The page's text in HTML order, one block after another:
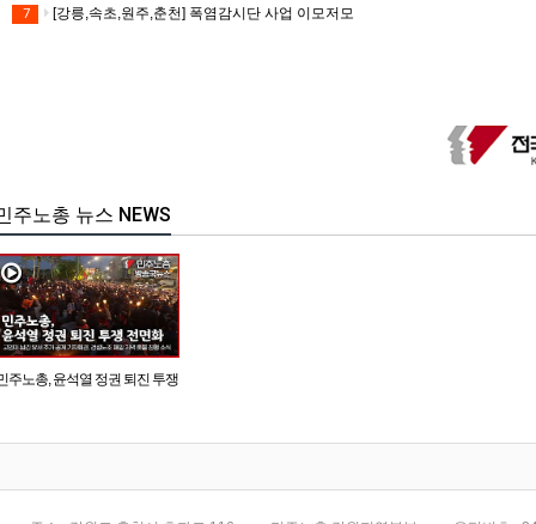
7 [강릉,속초,원주,춘천] 폭염감시단 사업 이모저모
주노총 뉴스 NEWS
주노총, 윤석열 정권 퇴진 투쟁